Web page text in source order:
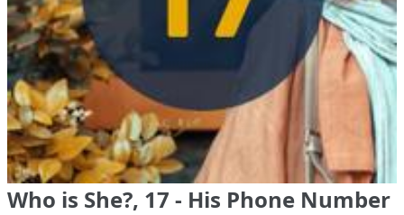
Who is She?, 17 - His Phone Number